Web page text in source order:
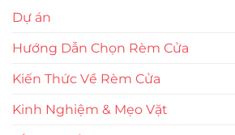
Dự án
Hướng Dẫn Chọn Rèm Cửa
Kiến Thức Về Rèm Cửa
Kinh Nghiệm & Mẹo Vặt